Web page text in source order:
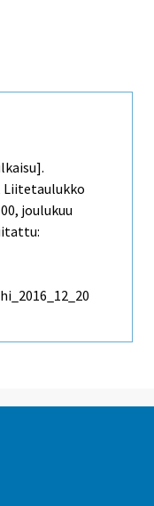
Liitetaulukko
joulukuu